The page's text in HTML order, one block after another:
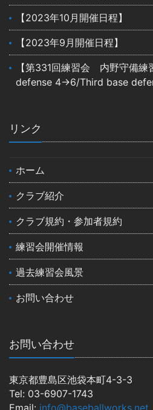
【2023年10月開催日程】
【2023年9月開催日程】
【第331回練習会 内野守備
defense 4→6/Third base
リンク
ホーム
クラブ紹介
クラブ規約・参加者規約
練習会開催情報
過去練習会風景
お問い合わせ
お問い合わせ
東京都豊島区池袋本町4-3-3
Tel: 03-6907-1743
Email: info@baseballworks.net